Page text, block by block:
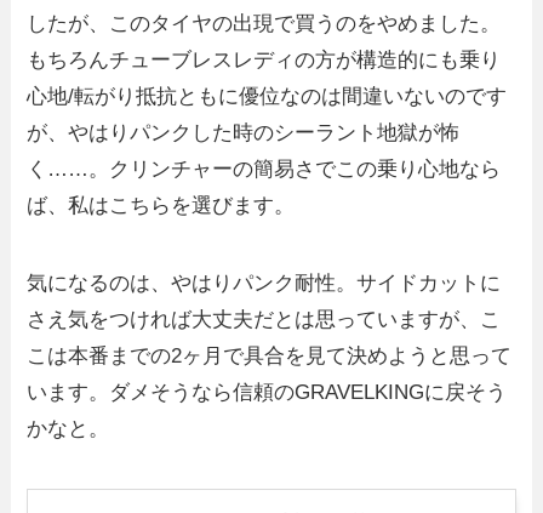
したが、このタイヤの出現で買うのをやめました。
もちろんチューブレスレディの方が構造的にも乗り
心地/転がり抵抗ともに優位なのは間違いないのです
が、やはりパンクした時のシーラント地獄が怖
く……。クリンチャーの簡易さでこの乗り心地なら
ば、私はこちらを選びます。
気になるのは、やはりパンク耐性。サイドカットに
さえ気をつければ大丈夫だとは思っていますが、こ
こは本番までの2ヶ月で具合を見て決めようと思って
います。ダメそうなら信頼のGRAVELKINGに戻そう
かなと。